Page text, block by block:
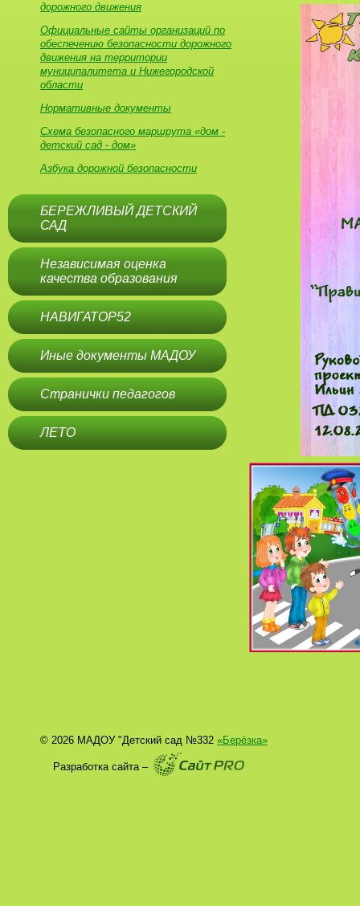
дорожного движения
Официальные сайты организаций по
обеспечению безопасности дорожного
движения на территории
муниципалитета и Нижегородской
области
Нормативные документы
Схема безопасного маршрута «дом -
детский сад - дом»
Азбука дорожной безопасности
БЕРЕЖЛИВЫЙ ДЕТСКИЙ
САД
Независимая оценка
качества образования
НАВИГАТОР52
Иные документы МАДОУ
Странички педагогов
ЛЕТО
© 2026 МАДОУ "Детский сад №332 «Берёзка»
Разработка сайта –